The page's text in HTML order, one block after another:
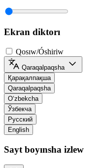
Ekran diktorı
Qosıw/Óshiriw
Qaraqalpaqsha
Қарақалпақша
Qaraqalpaqsha
O‘zbekcha
Ўзбекча
Русский
English
Sayt boyınsha izlew